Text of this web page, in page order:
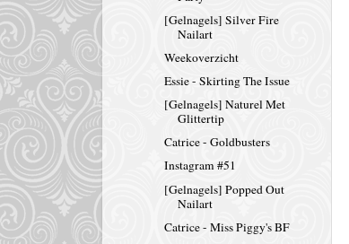
[Gelnagels] Silver Fire
Nailart
Weekoverzicht
Essie - Skirting The Issue
[Gelnagels] Naturel Met
Glittertip
Catrice - Goldbusters
Instagram #51
[Gelnagels] Popped Out
Nailart
Catrice - Miss Piggy's BF